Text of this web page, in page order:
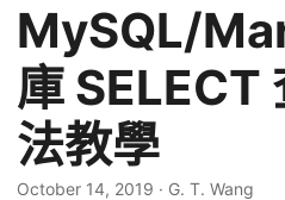
MySQL/
庫 SELECT
法教學
October 14, 2019 · G. T. Wang